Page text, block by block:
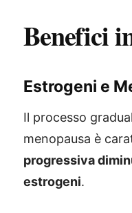
Benefici
Estrogeni e
Il processo
menopausa è
progressiva
estrogeni.